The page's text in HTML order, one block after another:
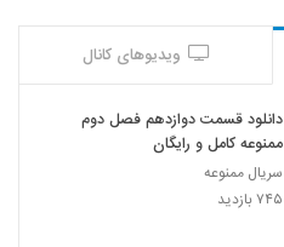
ویدیوهای کانال
دانلود قسمت دوازدهم فصل دوم
ممنوعه کامل و رایگان
سریال ممنوعه
۷۴۵ بازدید